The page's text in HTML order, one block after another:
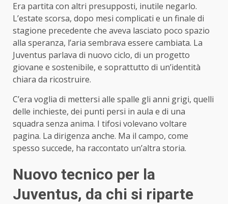
Era partita con altri presupposti, inutile negarlo.
L’estate scorsa, dopo mesi complicati e un finale di
stagione precedente che aveva lasciato poco spazio
alla speranza, l’aria sembrava essere cambiata. La
Juventus parlava di nuovo ciclo, di un progetto
giovane e sostenibile, e soprattutto di un’identità
chiara da ricostruire.
C’era voglia di mettersi alle spalle gli anni grigi, quelli
delle inchieste, dei punti persi in aula e di una
squadra senza anima. I tifosi volevano voltare
pagina. La dirigenza anche. Ma il campo, come
spesso succede, ha raccontato un’altra storia.
Nuovo tecnico per la
Juventus, da chi si riparte